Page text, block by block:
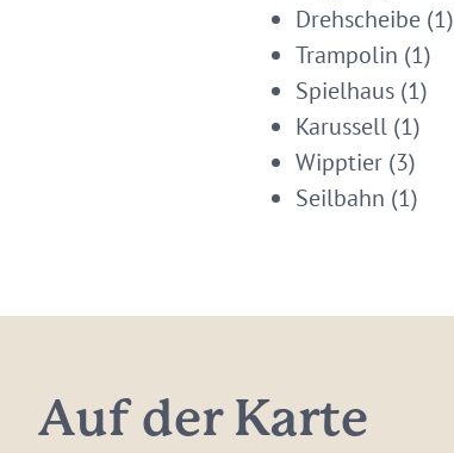
Drehscheibe (1)
Trampolin (1)
Spielhaus (1)
Karussell (1)
Wipptier (3)
Seilbahn (1)
Auf der Karte